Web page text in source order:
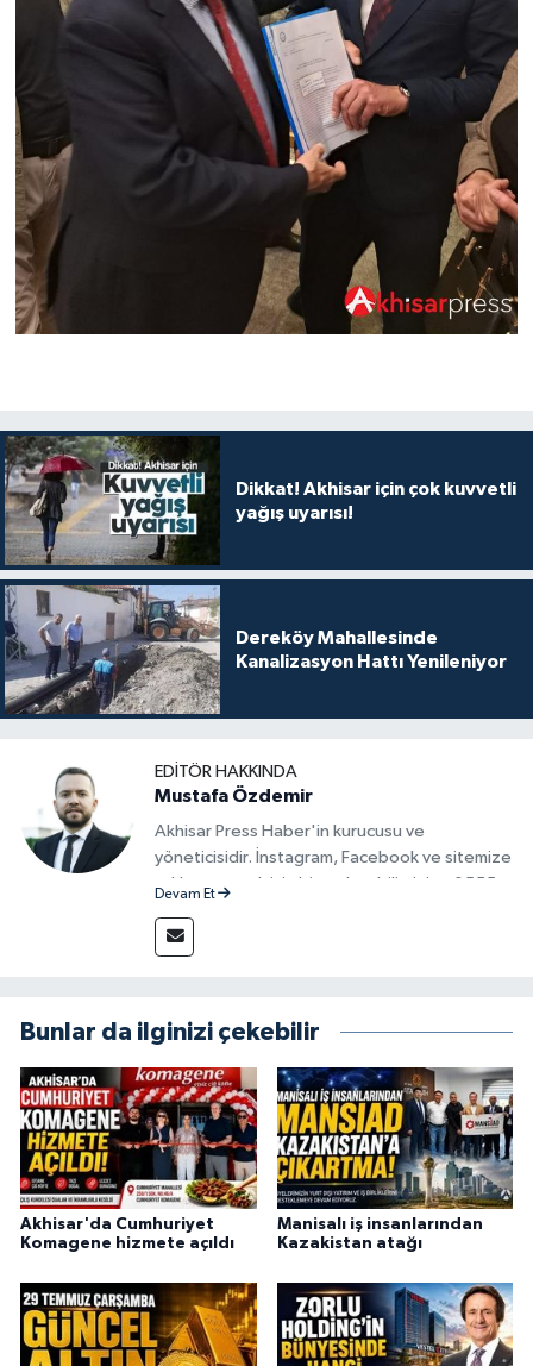
Dikkat! Akhisar için çok kuvvetli
yağış uyarısı!
Dereköy Mahallesinde
Kanalizasyon Hattı Yenileniyor
EDITÖR HAKKINDA
Mustafa Özdemir
Akhisar Press Haber'in kurucusu ve
yöneticisidir. İnstagram, Facebook ve sitemize
reklam vermek için bize ulaşabilirsiniz - 0555
Devam Et
Bunlar da ilginizi çekebilir
Akhisar'da Cumhuriyet
Komagene hizmete açıldı
Manisalı iş insanlarından
Kazakistan atağı